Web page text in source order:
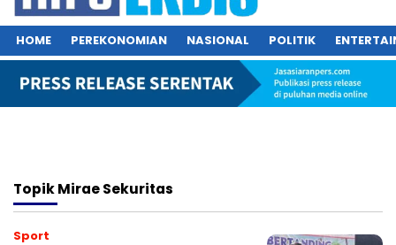
HOME PEREKONOMIAN NASIONAL POLITIK
TopikMirae Sekuritas
Sport